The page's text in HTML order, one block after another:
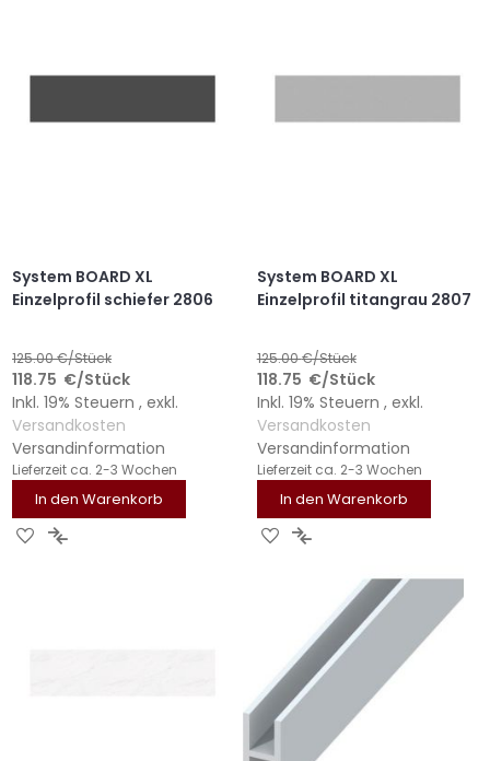
System BOARD XL
Einzelprofil schiefer 2806
125.00€/Stück
118.75 €/Stück
Inkl. 19% Steuern , exkl.
Versandkosten
Versandinformation
Lieferzeit ca. 2-3 Wochen
In den Warenkorb
ZURZUR
System BOARD XL
Einzelprofil titangrau 2807
125.00€/Stück
118.75 €/Stück
Inkl. 19% Steuern , exkl.
Versandkosten
Versandinformation
Lieferzeit ca. 2-3 Wochen
In den Warenkorb
ZUR
HINZUFÜGEN
ZUR
HINZUFÜGEN